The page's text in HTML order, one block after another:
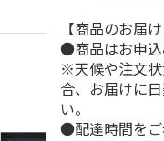
【商品のお届
●商品はお申込
※天候や注文
合、お届けに
い。
●配達時間をご